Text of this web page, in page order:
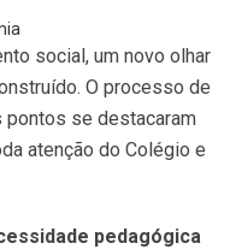
social, um novo olhar
O processo de
pontos se destacaram
atenção do Colégio e
pedagógica